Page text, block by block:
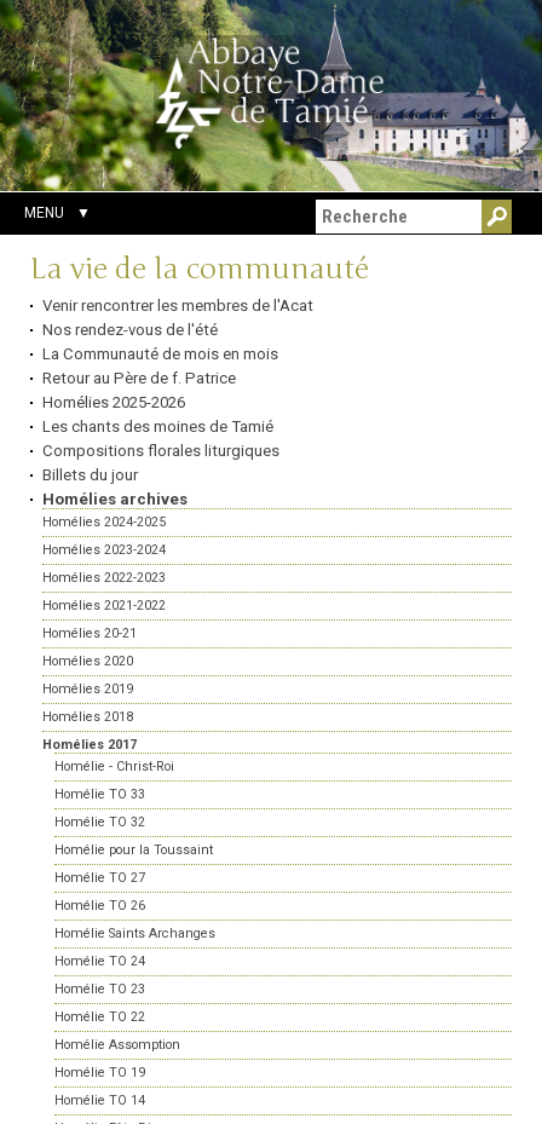
Aller
au
contenu.
|
Aller
à
la
navigation
Outils
personnels
Chercher par
Recherche
avancée…
MENU
Navigation
La vie de la communauté
Venir rencontrer les membres de l'Acat
Nos rendez-vous de l'été
La Communauté de mois en mois
Retour au Père de f. Patrice
Homélies 2025-2026
Les chants des moines de Tamié
Compositions florales liturgiques
Billets du jour
Homélies archives
Homélies 2024-2025
Homélies 2023-2024
Homélies 2022-2023
Homélies 2021-2022
Homélies 20-21
Homélies 2020
Homélies 2019
Homélies 2018
Homélies 2017
Homélie - Christ-Roi
Homélie TO 33
Homélie TO 32
Homélie pour la Toussaint
Homélie TO 27
Homélie TO 26
Homélie Saints Archanges
Homélie TO 24
Homélie TO 23
Homélie TO 22
Homélie Assomption
Homélie TO 19
Homélie TO 14